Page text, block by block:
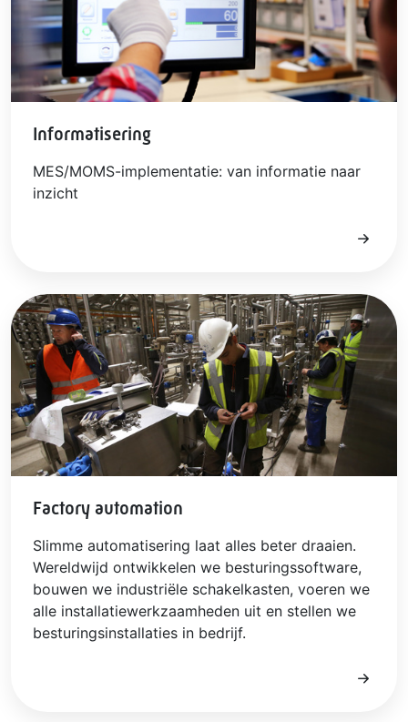
Informatisering
MES/MOMS-implementatie: van informatie naar
inzicht
Factory automation
Slimme automatisering laat alles beter draaien.
Wereldwijd ontwikkelen we besturingssoftware,
bouwen we industriële schakelkasten, voeren we
alle installatiewerkzaamheden uit en stellen we
besturingsinstallaties in bedrijf.